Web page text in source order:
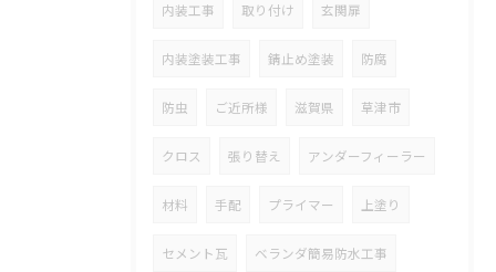
内装工事 取り付け 玄関扉
内装塗装工事 錆止め塗装 防腐
防虫 ご近所様 滋賀県 草津市
クロス 張り替え アンダーフィーラー
材料 手配 プライマー 上塗り
セメント瓦 ベランダ簡易防水工事